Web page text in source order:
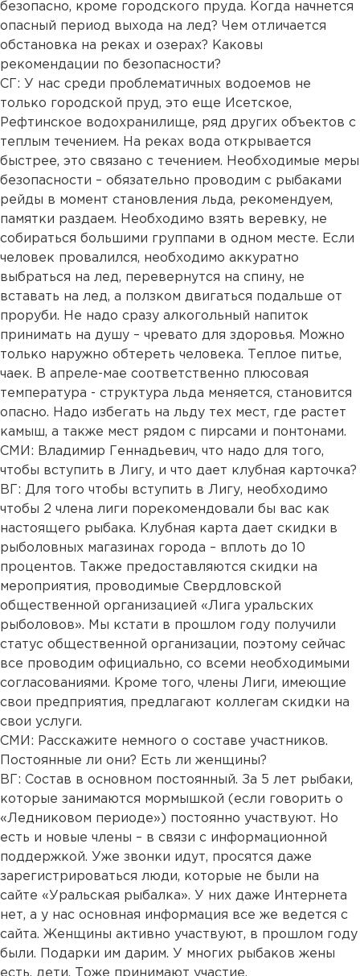
безопасно, кроме городского пруда. Когда начнется
опасный период выхода на лед? Чем отличается
обстановка на реках и озерах? Каковы
рекомендации по безопасности?
СГ: У нас среди проблематичных водоемов не
только городской пруд, это еще Исетское,
Рефтинское водохранилище, ряд других объектов с
теплым течением. На реках вода открывается
быстрее, это связано с течением. Необходимые меры
безопасности – обязательно проводим с рыбаками
рейды в момент становления льда, рекомендуем,
памятки раздаем. Необходимо взять веревку, не
собираться большими группами в одном месте. Если
человек провалился, необходимо аккуратно
выбраться на лед, перевернутся на спину, не
вставать на лед, а ползком двигаться подальше от
проруби. Не надо сразу алкогольный напиток
принимать на душу – чревато для здоровья. Можно
только наружно обтереть человека. Теплое питье,
чаек. В апреле-мае соответственно плюсовая
температура - структура льда меняется, становится
опасно. Надо избегать на льду тех мест, где растет
камыш, а также мест рядом с пирсами и понтонами.
СМИ: Владимир Геннадьевич, что надо для того,
чтобы вступить в Лигу, и что дает клубная карточка?
ВГ: Для того чтобы вступить в Лигу, необходимо
чтобы 2 члена лиги порекомендовали бы вас как
настоящего рыбака. Клубная карта дает скидки в
рыболовных магазинах города – вплоть до 10
процентов. Также предоставляются скидки на
мероприятия, проводимые Свердловской
общественной организацией «Лига уральских
рыболовов». Мы кстати в прошлом году получили
статус общественной организации, поэтому сейчас
все проводим официально, со всеми необходимыми
согласованиями. Кроме того, члены Лиги, имеющие
свои предприятия, предлагают коллегам скидки на
свои услуги.
СМИ: Расскажите немного о составе участников.
Постоянные ли они? Есть ли женщины?
ВГ: Состав в основном постоянный. За 5 лет рыбаки,
которые занимаются мормышкой (если говорить о
«Ледниковом периоде») постоянно участвуют. Но
есть и новые члены – в связи с информационной
поддержкой. Уже звонки идут, просятся даже
зарегистрироваться люди, которые не были на
сайте «Уральская рыбалка». У них даже Интернета
нет, а у нас основная информация все же ведется с
сайта. Женщины активно участвуют, в прошлом году
были. Подарки им дарим. У многих рыбаков жены
есть, дети. Тоже принимают участие.